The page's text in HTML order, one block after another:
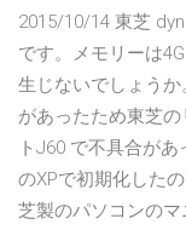
2015/10/14 東芝
です。メモリーは
生じないでしょう
があったため東芝
トJ60 で不具合が
のXPで初期化した
芝製のパソコンの